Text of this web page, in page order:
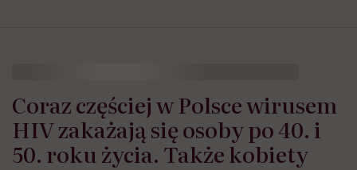
Coraz częściej w Polsce wirusem
HIV zakażają się osoby po 40. i
50. roku życia. Także kobiety